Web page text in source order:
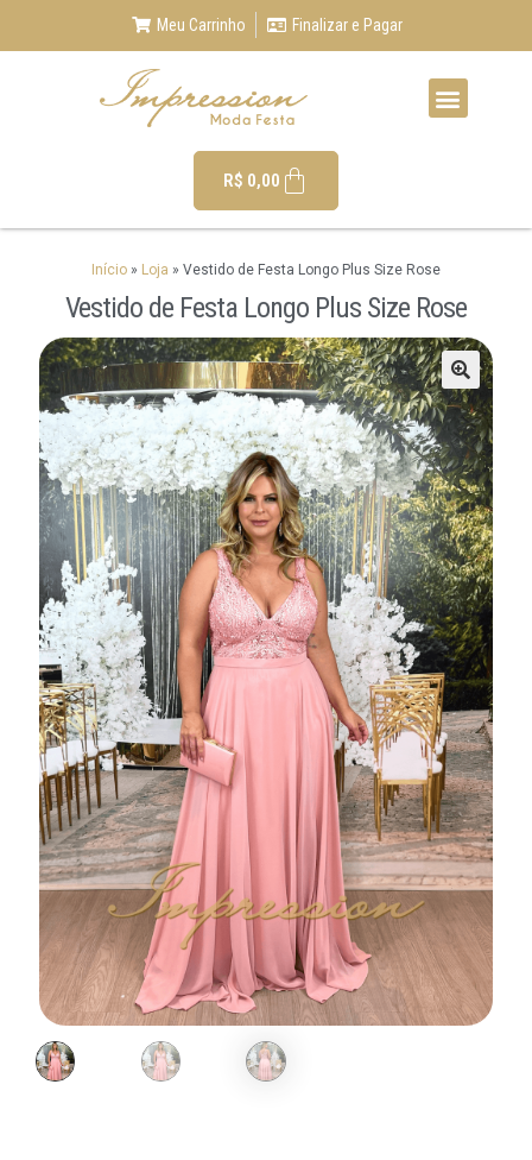
Meu Carrinho Finalizar e Pagar
R$ 0,00
Início » Loja » Vestido de Festa Longo Plus Size Rose
Vestido de Festa Longo Plus Size Rose
🔍